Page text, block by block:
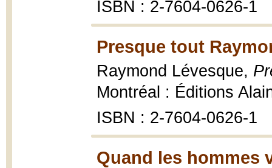
ISBN : 2-7604-0626-1
Presque tout
Raymond Lévesque,
Montréal : Éditions
ISBN : 2-7604-0626-1
Quand les hommes